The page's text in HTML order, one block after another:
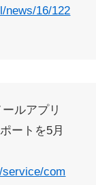
news/16/122
ルアプリ
ートを5月
service/com